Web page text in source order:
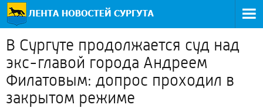
В Сургуте продолжается суд над
экс-главой города Андреем
Филатовым: допрос проходил в
закрытом режиме